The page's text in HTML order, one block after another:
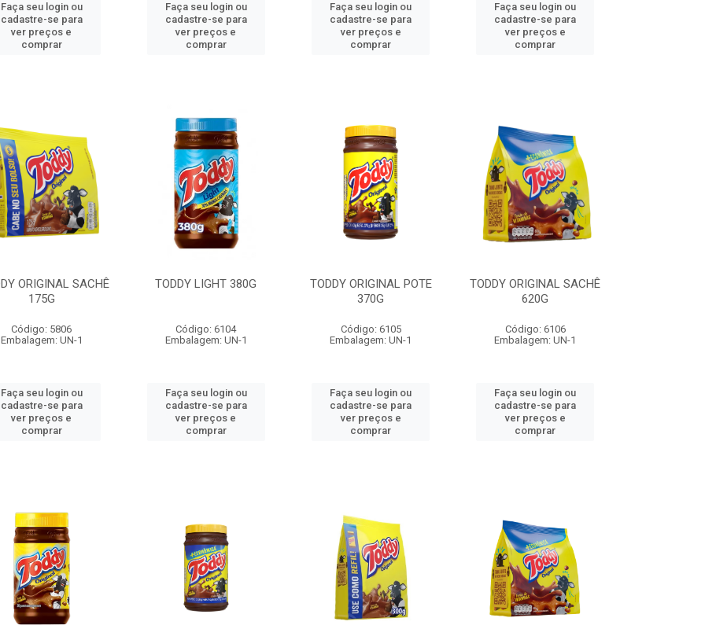
Faça seu login ou
cadastre-se para
ver preços e
comprar
Faça seu login ou
cadastre-se para
ver preços e
comprar
Faça seu login ou
cadastre-se para
ver preços e
comprar
Faça seu login ou
cadastre-se para
ver preços e
comprar
ORIGINAL SACHÊ
175G
Código: 5806
Embalagem: UN-1
Faça seu login ou
cadastre-se para
ver preços e
comprar
TODDY LIGHT 380G
Código: 6104
Embalagem: UN-1
Faça seu login ou
cadastre-se para
ver preços e
comprar
TODDY ORIGINAL POTE
370G
Código: 6105
Embalagem: UN-1
Faça seu login ou
cadastre-se para
ver preços e
comprar
TODDY ORIGINAL SACHÊ
620G
Código: 6106
Embalagem: UN-1
Faça seu login ou
cadastre-se para
ver preços e
comprar